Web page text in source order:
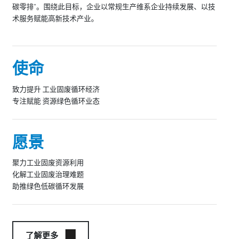
碳零排”。围绕此目标，企业以常规生产维系企业持续发展、以技
术服务赋能高新技术产业。
使命
致力提升 工业固废循环经济
专注赋能 资源绿色循环业态
愿景
聚力工业固废资源利用
化解工业固废治理难题
助推绿色低碳循环发展
了解更多